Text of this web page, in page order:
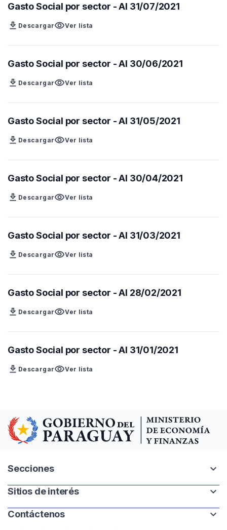
Gasto Social por sector - Al 31/07/2021
download DescargarvisibilityVer lista
Gasto Social por sector - Al 30/06/2021
download DescargarvisibilityVer lista
Gasto Social por sector - Al 31/05/2021
download DescargarvisibilityVer lista
Gasto Social por sector - Al 30/04/2021
download DescargarvisibilityVer lista
Gasto Social por sector - Al 31/03/2021
download DescargarvisibilityVer lista
Gasto Social por sector - Al 28/02/2021
download DescargarvisibilityVer lista
Gasto Social por sector - Al 31/01/2021
download DescargarvisibilityVer lista
Secciones expand_more
Intranet
Mapa del sitio
Sitios de interés expand_more
Paraguay.gov.py
Contáctenos expand_more